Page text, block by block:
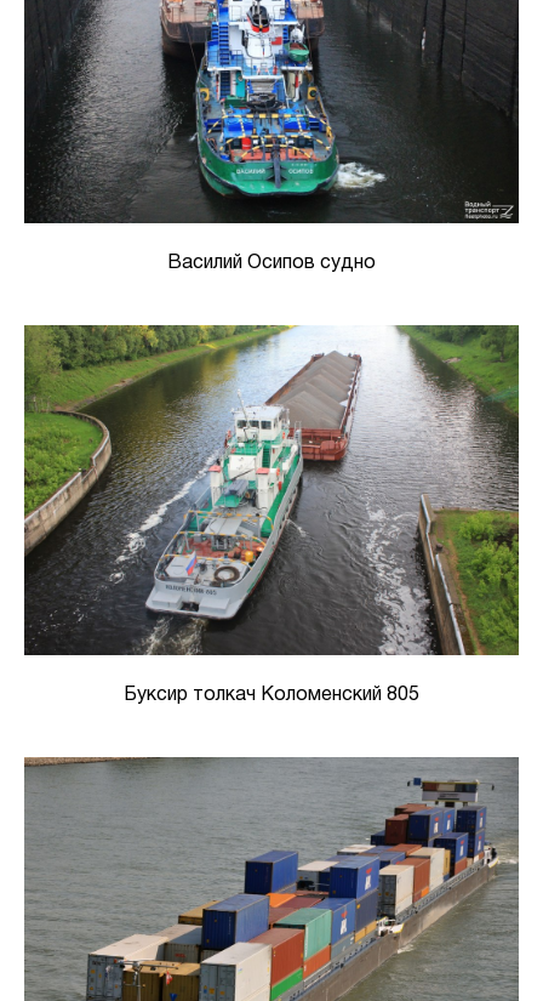
Василий Осипов судно
Буксир толкач Коломенский 805